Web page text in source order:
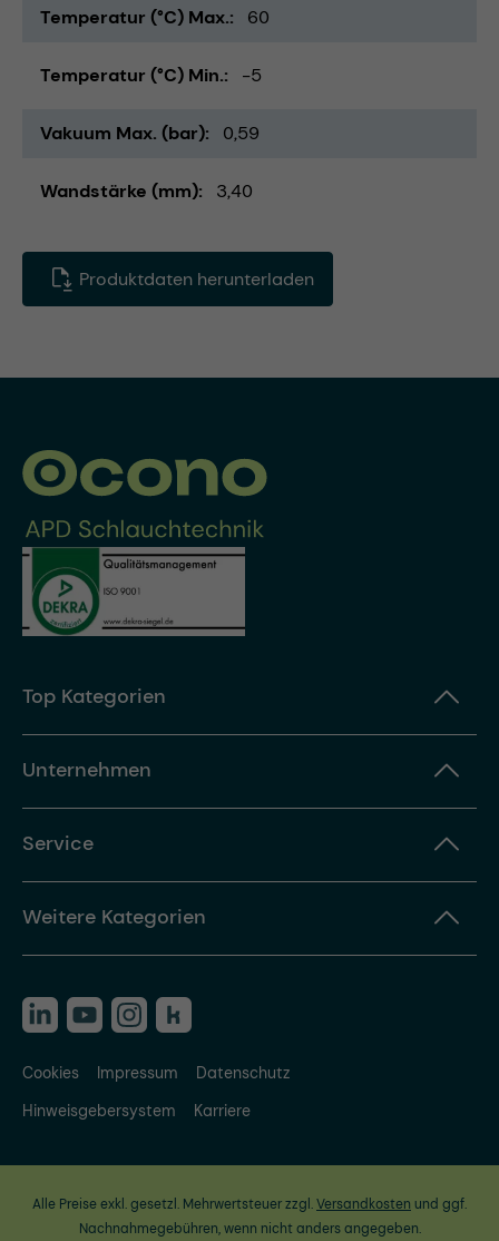
Temperatur (°C) Max. 60
Temperatur (°C) Min. -5
Vakuum Max. (bar) 0,59
Wandstärke (mm) 3,40
Produktdaten herunterladen
Top Kategorien
Unternehmen
Service
Weitere Kategorien
Cookies Impressum
Datenschutz
Hinweisgebersystem
Karriere
Alle Preise exkl. gesetzl. Mehrwertsteuer zzgl.Versandkosten und ggf.
Nachnahmegebühren, wenn nicht anders angegeben.